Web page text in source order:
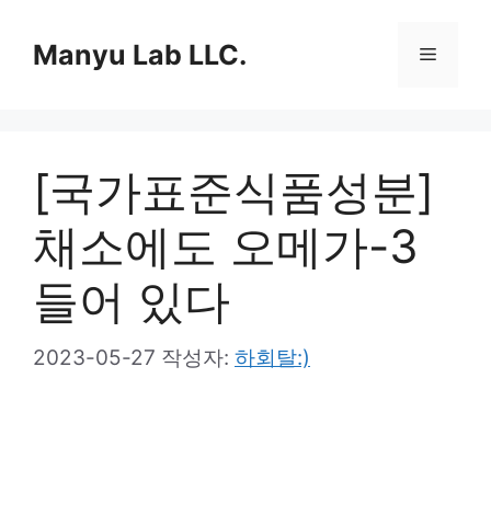
Manyu Lab LLC. 메
[국가표준식품성분]
채소에도 오메가-3
들어 있다
2023-05-27 작성자: 하회탈:)